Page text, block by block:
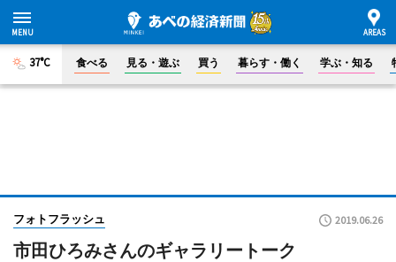
37°C 食べる 見る・遊ぶ 買う 暮らす・働く 学ぶ・知る
フォトフラッシュ 2019.06.26
市田ひろみさんのギャラリートーク